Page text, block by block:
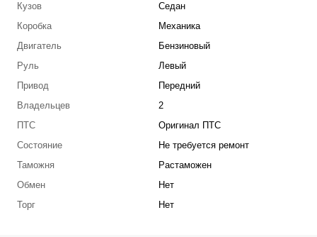
Кузов
Седан
Коробка
Механика
Двигатель
Бензиновый
Руль
Левый
Привод
Передний
Владельцев
2
ПТС
Оригинал ПТС
Состояние
Не требуется ремонт
Таможня
Растаможен
Обмен
Нет
Торг
Нет